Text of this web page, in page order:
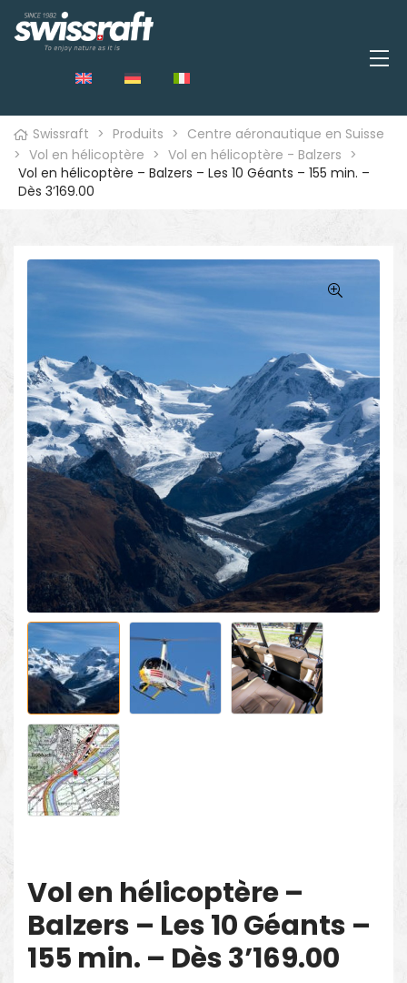
Swissraft > Produits > Centre aéronautique en Suisse
> Vol en hélicoptère > Vol en hélicoptère - Balzers >
Vol en hélicoptère – Balzers – Les 10 Géants – 155 min. –
Dès 3’169.00
🔍
Vol en hélicoptère –
Balzers – Les 10 Géants –
155 min. – Dès 3’169.00